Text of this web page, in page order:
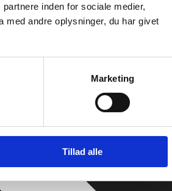
inden for sociale medier,
med andre oplysninger, du har givet
Marketing
Tillad alle